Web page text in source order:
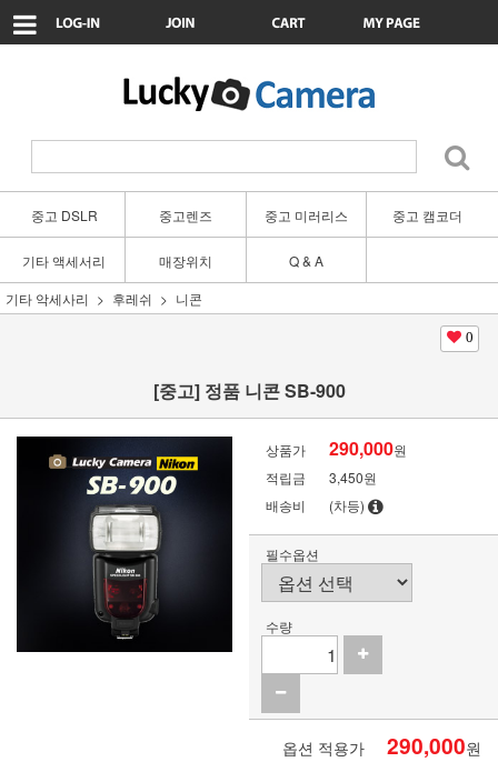
중고 DSLR 중고렌즈 중고 미러리스 중고 캠코더
기타 액세서리 매장위치
Q & A
기타 악세사리
후레쉬 니콘
0
[중고] 정품 니콘 SB-900
상품가 290,000원
적립금
3,450원
배송비
(차등)
필수옵션
수량
옵션 적용가 290,000원